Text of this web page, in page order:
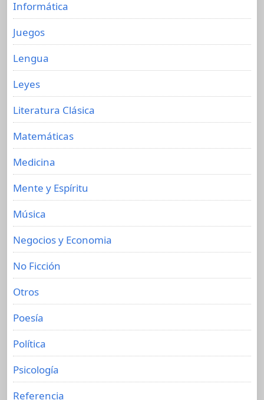
Informática
Juegos
Lengua
Leyes
Literatura Clásica
Matemáticas
Medicina
Mente y Espíritu
Música
Negocios y Economia
No Ficción
Otros
Poesía
Política
Psicología
Referencia